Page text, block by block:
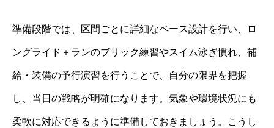
準備段階では、区間ごとに詳細なペース設計を行い、ロ
ングライド＋ランのブリック練習やスイム泳ぎ慣れ、補
給・装備の予行演習を行うことで、自分の限界を把握
し、当日の戦略が明確になります。気象や環境状況にも
柔軟に対応できるように準備しておきましょう。こうし